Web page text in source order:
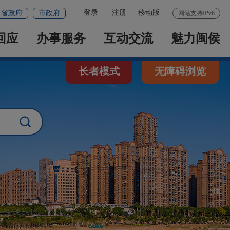
网站支持IPv6
登录 注册 移动版
省政府 市政府
应 办事服务 互动交流 魅力闽侯
长者模式 无障碍浏览